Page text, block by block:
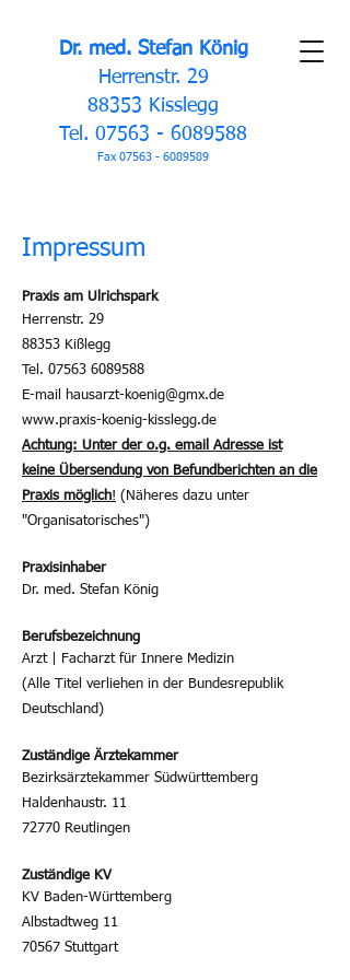
Dr. med. Stefan König
Herrenstr. 29
88353 Kisslegg
Tel. 07563 - 6089588
Fax07563 - 6089589
Impressum
Praxis am Ulrichspark
Herrenstr. 29
88353 Kißlegg
Tel. 07563 6089588
E-mail hausarzt-koenig@gmx.de
www.praxis-koenig-kisslegg.de
Achtung: Unter der o.g. email Adresse ist
keine Übersendung von Befundberichten an die
Praxis möglich! (Näheres dazu unter
"Organisatorisches")
Praxisinhaber
Dr. med. Stefan König
Berufsbezeichnung
Arzt | Facharzt für Innere Medizin
(Alle Titel verliehen in der Bundesrepublik
Deutschland)
Zuständige Ärztekammer
Bezirksärztekammer Südwürttemberg
Haldenhaustr. 11
72770 Reutlingen
Zuständige KV
KV Baden-Württemberg
Albstadtweg 11
70567 Stuttgart